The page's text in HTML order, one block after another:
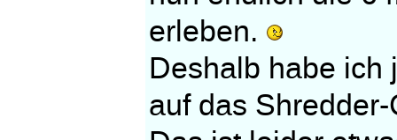
erleben.
Deshalb habe ich
auf das